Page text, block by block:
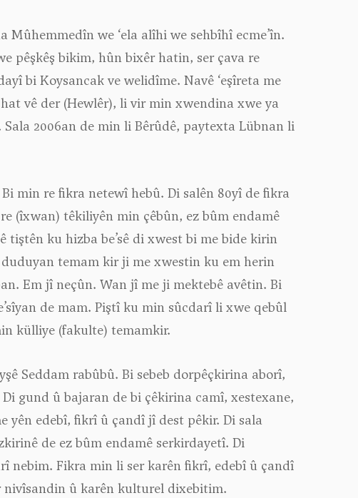
Mûhemmedîn we ‘ela alîhi we sehbîhî ecme’în.
pêşkêş bikim, hûn bixêr hatin, ser çava re
bi Koysancak ve welidîme. Navê ‘eşîreta me
vê der (Hewlêr), li vir min xwendina xwe ya
2006an de min li Bêrûdê, paytexta Lübnan li
min re fikra netewî hebû. Di salên 80yî de fikra
(îxwan) têkiliyên min çêbûn, ez bûm endamê
ku hizba be’sê di xwest bi me bide kirin
temam kir ji me xwestin ku em herin
Em jî neçûn. Wan jî me ji mektebê avêtin. Bi
de mam. Piştî ku min sûcdarî li xwe qebûl
külliye (fakulte) temamkir.
Seddam rabûbû. Bi sebeb dorpêçkirina aborî,
gund û bajaran de bi çêkirina camî, xestexane,
yên edebî, fikrî û çandî jî dest pêkir. Di sala
de ez bûm endamê serkirdayetî. Di
nebim. Fikra min li ser karên fikrî, edebî û çandî
nivîsandin û karên kulturel dixebitim.